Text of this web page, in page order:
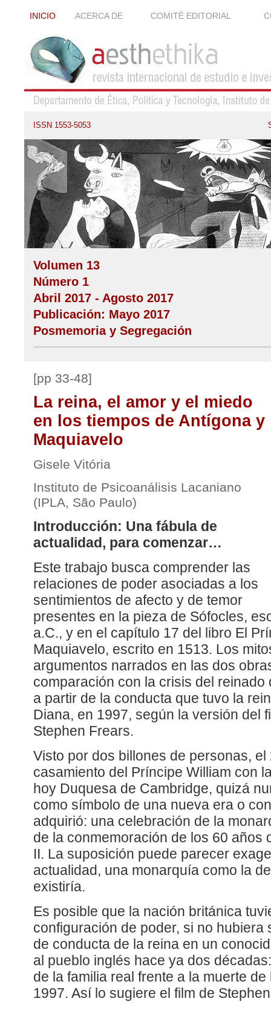
INICIO ACERCA DE COMITÉ EDITORIAL
ISSN 1553-5053
Volumen 13
Número 1
Abril 2017 - Agosto 2017
Publicación: Mayo 2017
Posmemoria y Segregación
[pp 33-48]
La reina, el amor y el miedo
en los tiempos de Antígona y
Maquiavelo
Gisele Vitória
Instituto de Psicoanálisis Lacaniano
(IPLA, São Paulo)
Introducción: Una fábula de
actualidad, para comenzar…
Este trabajo busca comprender las
relaciones de poder asociadas a los
sentimientos de afecto y de temor
presentes en la pieza de Sófocles,
a.C., y en el capítulo 17 del libro El
Maquiavelo, escrito en 1513. Los
argumentos narrados en las dos
comparación con la crisis del reinado
a partir de la conducta que tuvo la
Diana, en 1997, según la versión del
Stephen Frears.
Visto por dos billones de personas, el
casamiento del Príncipe William con
hoy Duquesa de Cambridge, quizá
como símbolo de una nueva era o
adquirió: una celebración de la
de la conmemoración de los 60 años
II. La suposición puede parecer
actualidad, una monarquía como la
existiría.
Es posible que la nación británica
configuración de poder, si no hubiera
de conducta de la reina en un
al pueblo inglés hace ya dos
de la familia real frente a la muerte
1997. Así lo sugiere el film de